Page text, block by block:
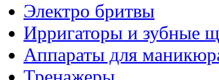
Электро бритвы
Ирригаторы и зубные
Аппараты для